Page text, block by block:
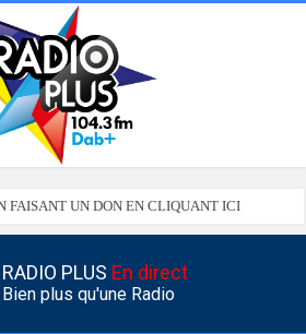
FAISANT UN DON EN CLIQUANT ICI
RADIO PLUS En direct
Bien plus qu'une Radio